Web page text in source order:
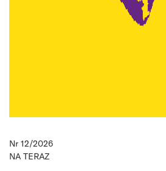
Nr 12/2026
NA TERAZ